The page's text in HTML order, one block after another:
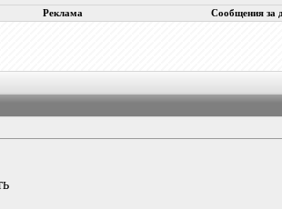
Реклама Сообщения за